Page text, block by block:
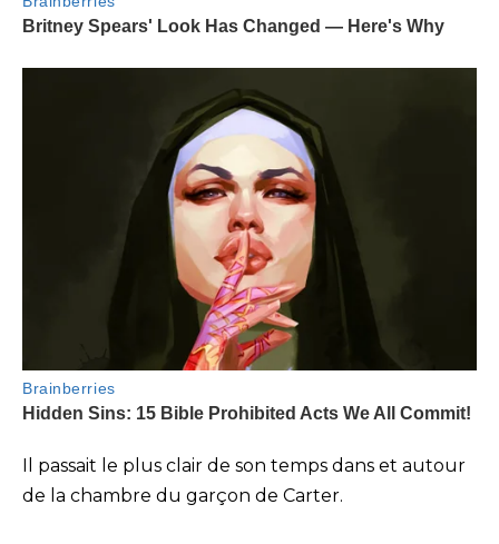
Il passait le plus clair de son temps dans et autour
de la chambre du garçon de Carter.